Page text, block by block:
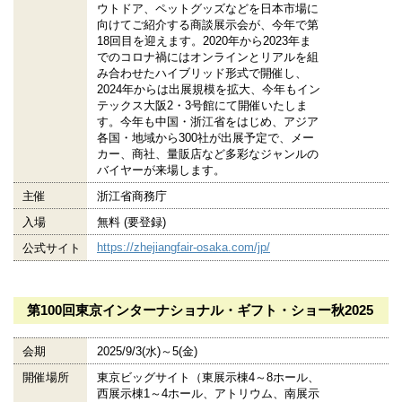
ウトドア、ペットグッズなどを日本市場に
向けてご紹介する商談展示会が、今年で第
18回目を迎えます。2020年から2023年ま
でのコロナ禍にはオンラインとリアルを組
み合わせたハイブリッド形式で開催し、
2024年からは出展規模を拡大、今年もイン
テックス大阪2・3号館にて開催いたしま
す。今年も中国・浙江省をはじめ、アジア
各国・地域から300社が出展予定で、メー
カー、商社、量販店など多彩なジャンルの
バイヤーが来場します。
主催
浙江省商務庁
入場
無料 (要登録)
公式サイト
https://zhejiangfair-osaka.com/jp/
第100回東京インターナショナル・ギフト・ショー秋2025
会期
2025/9/3(水)～5(金)
開催場所
東京ビッグサイト（東展示棟4～8ホール、
西展示棟1～4ホール、アトリウム、南展示